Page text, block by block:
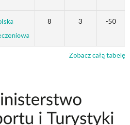
8 3 -50
Zobacz całą tabelę